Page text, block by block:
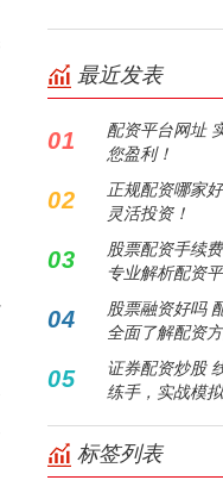
最近发表
01
配资平台网址
您盈利！
02
正规配资哪家
灵活投资！
03
股票配资手续
专业解析配资
04
股票融资好吗
全面了解配资
05
证券配资炒股
练手，实战模拟
标签列表